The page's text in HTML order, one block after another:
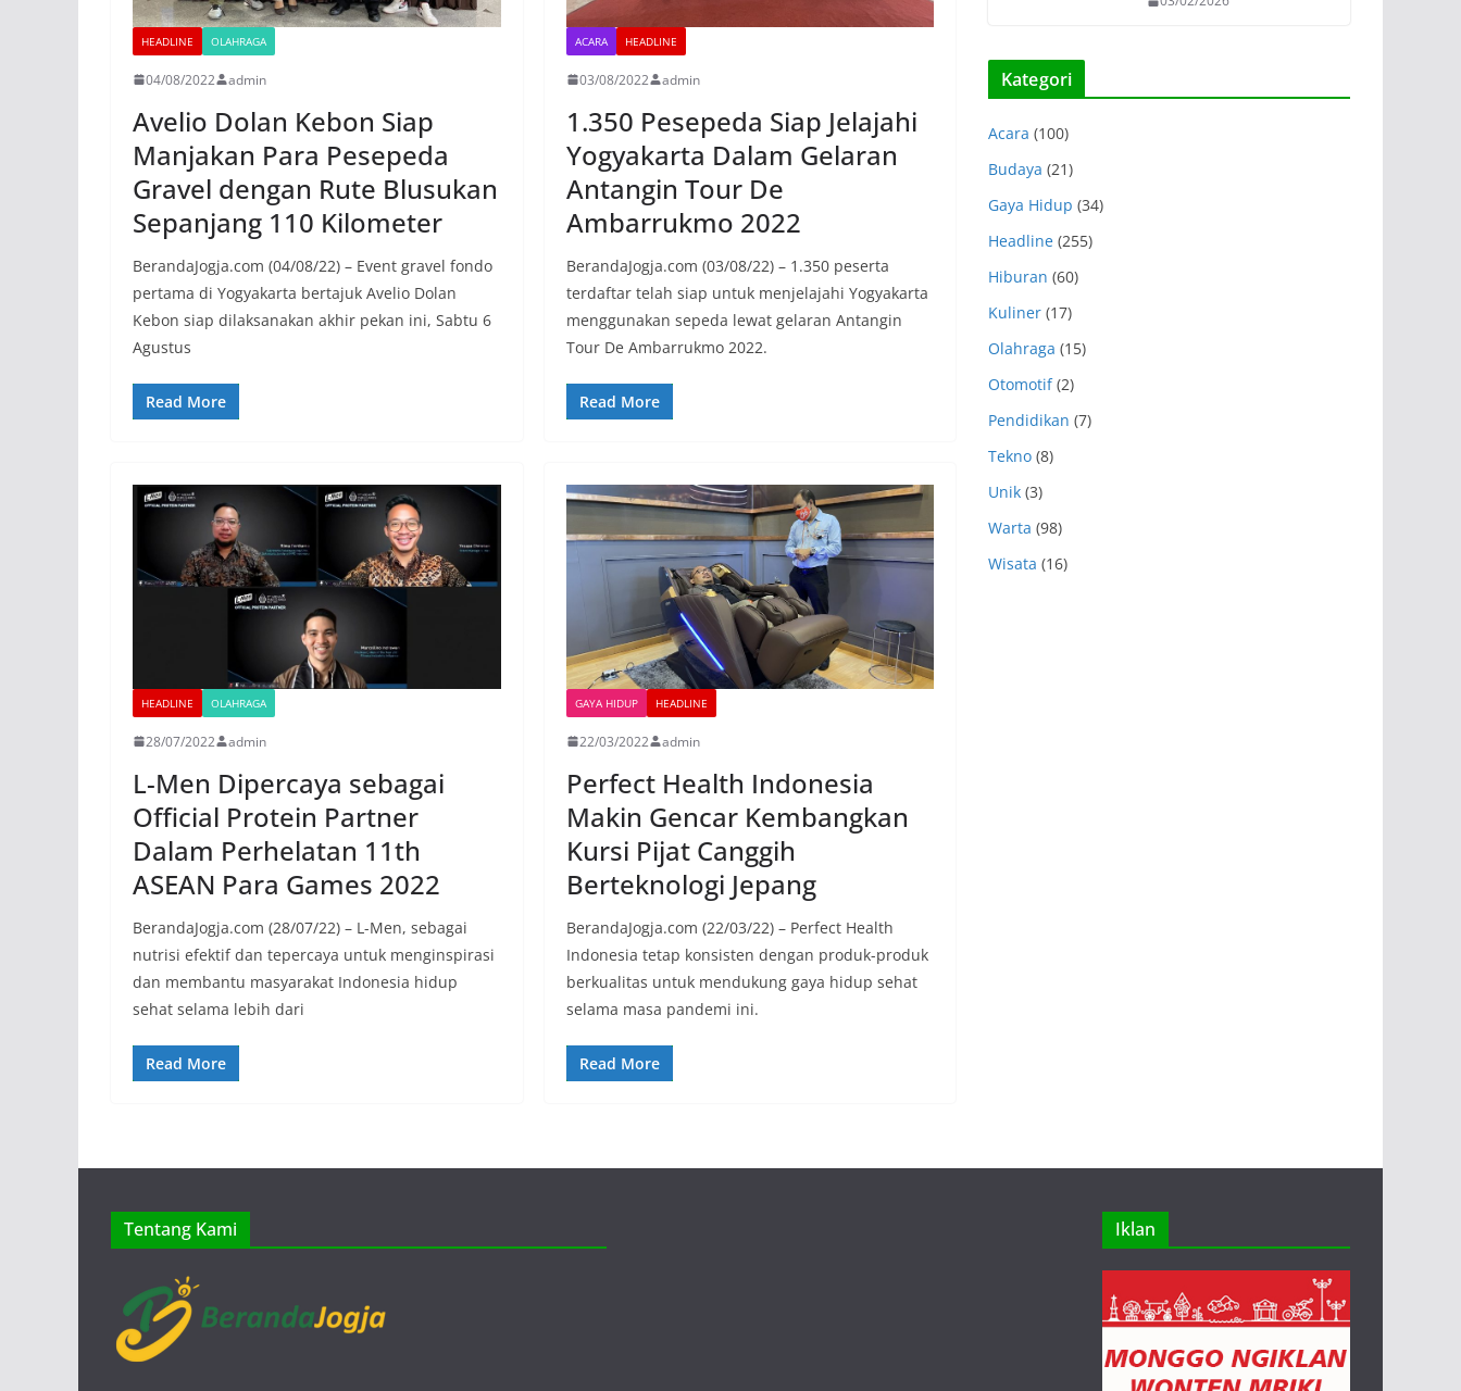
HEADLINE OLAHRAGA
04/08/2022 admin
Avelio Dolan Kebon Siap
Manjakan Para Pesepeda
Gravel dengan Rute Blusukan
Sepanjang 110 Kilometer
BerandaJogja.com (04/08/22) – Event gravel fondo
pertama di Yogyakarta bertajuk Avelio Dolan
Kebon siap dilaksanakan akhir pekan ini, Sabtu 6
Agustus
Read More
ACARA HEADLINE
03/08/2022 admin
1.350 Pesepeda Siap Jelajahi
Yogyakarta Dalam Gelaran
Antangin Tour De
Ambarrukmo 2022
BerandaJogja.com (03/08/22) – 1.350 peserta
terdaftar telah siap untuk menjelajahi Yogyakarta
menggunakan sepeda lewat gelaran Antangin
Tour De Ambarrukmo 2022.
Read More
HEADLINE OLAHRAGA
28/07/2022 admin
L-Men Dipercaya sebagai
Official Protein Partner
Dalam Perhelatan 11th
ASEAN Para Games 2022
BerandaJogja.com (28/07/22) – L-Men, sebagai
nutrisi efektif dan tepercaya untuk menginspirasi
dan membantu masyarakat Indonesia hidup
sehat selama lebih dari
Read More
GAYA HIDUP HEADLINE
22/03/2022 admin
Perfect Health Indonesia
Makin Gencar Kembangkan
Kursi Pijat Canggih
Berteknologi Jepang
BerandaJogja.com (22/03/22) – Perfect Health
Indonesia tetap konsisten dengan produk-produk
berkualitas untuk mendukung gaya hidup sehat
selama masa pandemi ini.
Read More
Kategori
Acara (100)
Budaya (21)
Gaya Hidup (34)
Headline (255)
Hiburan (60)
Kuliner (17)
Olahraga (15)
Otomotif(2)
Pendidikan (7)
Tekno (8)
Unik (3)
Warta (98)
Wisata (16)
Tentang Kami Iklan